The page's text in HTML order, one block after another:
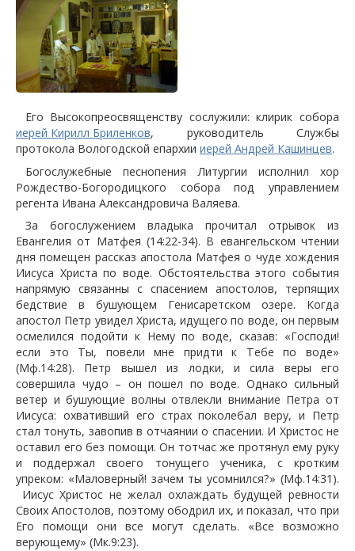
Его Высокопреосвященству сослужили: клирик собора
иерей Кирилл Бриленков, руководитель Службы
протокола Вологодской епархии иерей Андрей Кашинцев.
Богослужебные песнопения Литургии исполнил хор
Рождество-Богородицкого собора под управлением
регента Ивана Александровича Валяева.
За богослужением владыка прочитал отрывок из
Евангелия от Матфея (14:22-34). В евангельском чтении
дня помещен рассказ апостола Матфея о чуде хождения
Иисуса Христа по воде. Обстоятельства этого события
напрямую связанны с спасением апостолов, терпящих
бедствие в бушующем Генисаретском озере. Когда
апостол Петр увидел Христа, идущего по воде, он первым
осмелился подойти к Нему по воде, сказав: «Господи!
если это Ты, повели мне придти к Тебе по воде»
(Мф.14:28). Петр вышел из лодки, и сила веры его
совершила чудо – он пошел по воде. Однако сильный
ветер и бушующие волны отвлекли внимание Петра от
Иисуса: охвативший его страх поколебал веру, и Петр
стал тонуть, завопив в отчаянии о спасении. И Христос не
оставил его без помощи. Он тотчас же протянул ему руку
и поддержал своего тонущего ученика, с кротким
упреком: «Маловерный! зачем ты усомнился?» (Мф.14:31).
Иисус Христос не желал охлаждать будущей ревности
Своих Апостолов, поэтому ободрил их, и показал, что при
Его помощи они все могут сделать. «Все возможно
верующему» (Мк.9:23).